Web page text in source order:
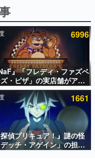
ング
ビュー数万以上！ などな
ファミ渾身の“殿堂入り”記
6996
』「フレディ・ファズベ
・ピザ」の実店舗がアメ
商業施設「American
」に2027年オープン！
との共同開発、食
けでなくステージショーや
型のホラー体験も楽しめる
1661
探偵プリキュア！』謎の怪
ッチ・アゲイン」の担当
トは天﨑滉平さんと判